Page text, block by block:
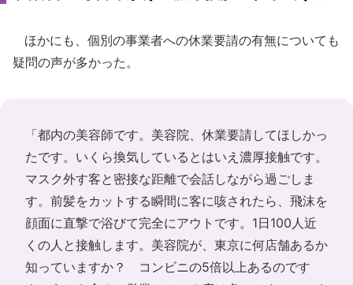
ほかにも、個別の事業者への休業要請の有無についても
疑問の声が多かった。
「都内の美容師です。美容院、休業要請してほしかっ
たです。いくら換気しているとはいえ濃厚接触です。
マスク外す客と密接な距離で会話しながら過ごしま
す。前髪をカットする瞬間に客に咳されたら、飛沫を
顔面に直撃で浴びて完全にアウトです。1日100人近
くの人と接触します。美容院が、東京に何店舗あるか
知っていますか？ コンビニの5倍以上あるのです